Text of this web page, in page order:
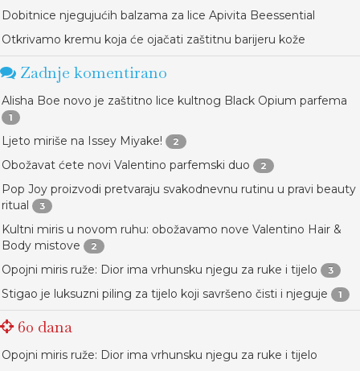
Dobitnice njegujućih balzama za lice Apivita Beessential
Otkrivamo kremu koja će ojačati zaštitnu barijeru kože
Zadnje komentirano
Alisha Boe novo je zaštitno lice kultnog Black Opium parfema
1
Ljeto miriše na Issey Miyake! 2
Obožavat ćete novi Valentino parfemski duo 2
Pop Joy proizvodi pretvaraju svakodnevnu rutinu u pravi beauty
ritual
3
Kultni miris u novom ruhu: obožavamo nove Valentino Hair &
Body mistove
2
Opojni miris ruže: Dior ima vrhunsku njegu za ruke i tijelo 3
Stigao je luksuzni piling za tijelo koji savršeno čisti i njeguje 1
60 dana
Opojni miris ruže: Dior ima vrhunsku njegu za ruke i tijelo